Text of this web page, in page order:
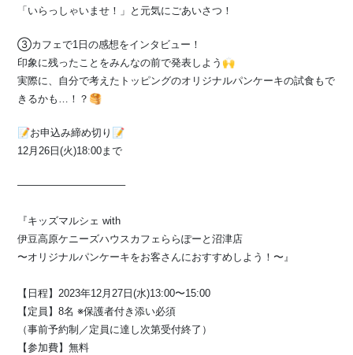
「いらっしゃいませ！」と元気にごあいさつ！
③カフェで1日の感想をインタビュー！
印象に残ったことをみんなの前で発表しよう🙌
実際に、自分で考えたトッピングのオリジナルパンケーキの試食もで
きるかも…！？🥞
📝お申込み締め切り📝
12月26日(火)18:00まで
——————————–
『キッズマルシェ with
伊豆高原ケニーズハウスカフェららぽーと沼津店
〜オリジナルパンケーキをお客さんにおすすめしよう！〜』
【日程】2023年12月27日(水)13:00〜15:00
【定員】8名 ※保護者付き添い必須
（事前予約制／定員に達し次第受付終了）
【参加費】無料